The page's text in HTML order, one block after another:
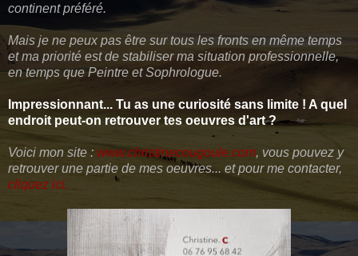
continent préféré.
Mais je ne peux pas être sur tous les fronts en même temps
et ma priorité est de stabiliser ma situation professionnelle,
en temps que Peintre et Sophrologue.
Impressionnant... Tu as une curiosité sans limite ! A quel
endroit peut-on retrouver tes oeuvres d'art ?
Voici mon site : www.christinecougoule.com, vous pouvez y
retrouver une partie de mes oeuvres... et pour me contacter,
cliquez ici.